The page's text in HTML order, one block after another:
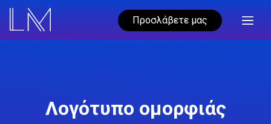
Προσλάβετε μας
Λογότυπο ομορφιάς